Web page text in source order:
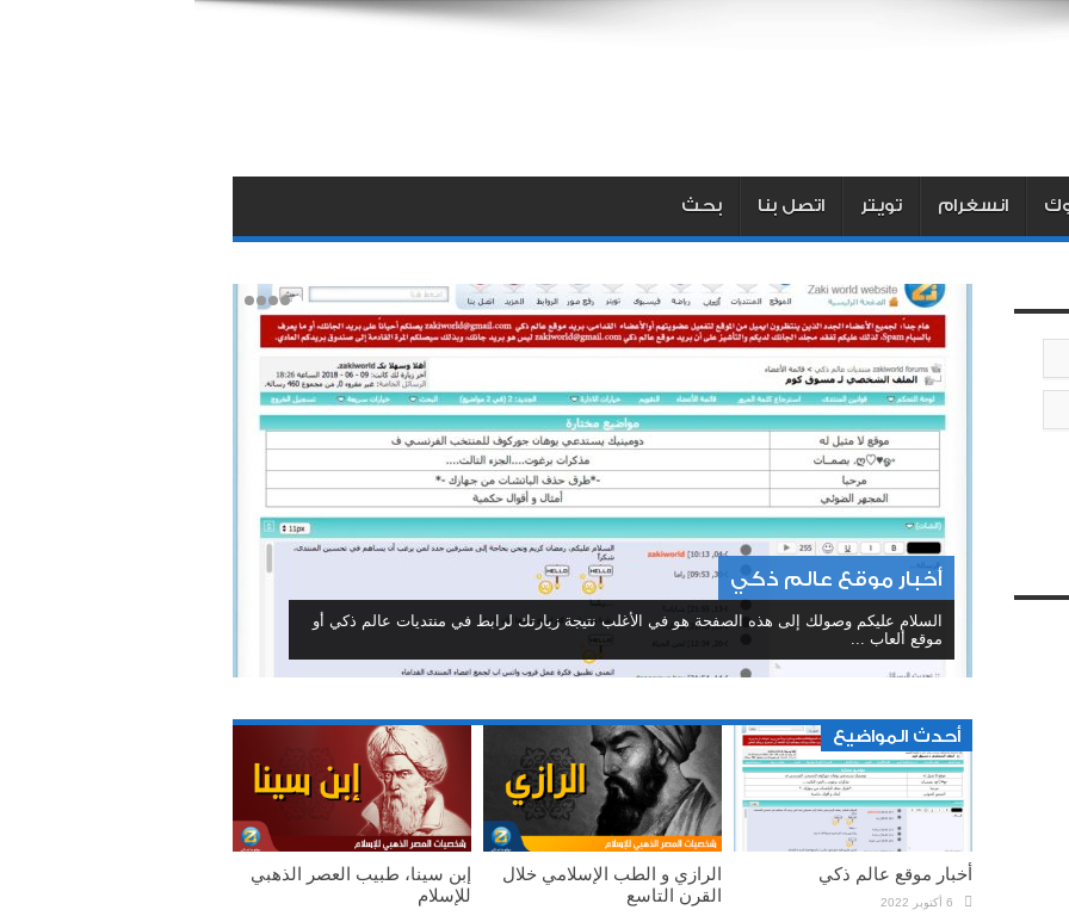
انسغرام تويتر اتصل بنا بحث
أخبار موقع عالم ذكي
السلام عليكم وصولك إلى هذه الصفحة هو في الأغلب نتيجة زيارتك لرابط في منتديات عالم ذكي أو
موقع ألعاب ...
أحدث المواضيع
أخبار موقع عالم ذكي
6 أكتوبر 2022
الرازي و الطب الإسلامي خلال
القرن التاسع
إبن سينا، طبيب العصر الذهبي
للإسلام